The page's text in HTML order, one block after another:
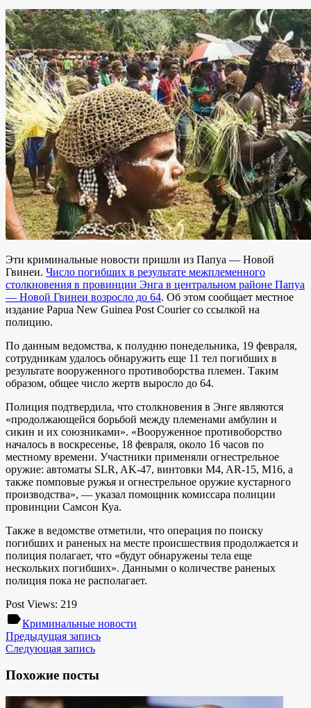
Эти криминальные новости пришли из Папуа — Новой
Гвинеи. Число погибших в результате межплеменного
столкновения в провинции Энга в центральном районе Папуа
— Новой Гвинеи возросло до 64. Об этом сообщает местное
издание Papua New Guinea Post Courierсо ссылкой на
полицию.
По данным ведомства, к полудню понедельника, 19 февраля,
сотрудникам удалось обнаружить еще 11 тел погибших в
результате вооруженного противоборства племен. Таким
образом, общее число жертв выросло до 64.
Полиция подтвердила, что столкновения в Энге являются
«продолжающейся борьбой между племенами амбулин и
сикин и их союзниками». «Вооруженное противоборство
началось в воскресенье, 18 февраля, около 16 часов по
местному времени. Участники применяли огнестрельное
оружие: автоматы SLR, AK-47, винтовки M4, AR-15, M16, а
также помповые ружья и огнестрельное оружие кустарного
производства», — указал помощник комиссара полиции
провинции Самсон Куа.
Также в ведомстве отметили, что операция по поиску
погибших и раненых на месте происшествия продолжается и
полиция полагает, что «будут обнаружены тела еще
нескольких погибших». Данными о количестве раненых
полиция пока не располагает.
Post Views: 219
labelКриминальные новости
Предыдущая запись
Следующая запись
Похожие посты